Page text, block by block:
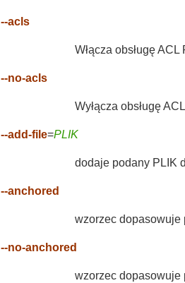
--acls
Włącza obsługę ACL
--no-acls
Wyłącza obsługę
--add-file=PLIK
dodaje podany PLIK
--anchored
wzorzec dopasowuje
--no-anchored
wzorzec dopasowuje